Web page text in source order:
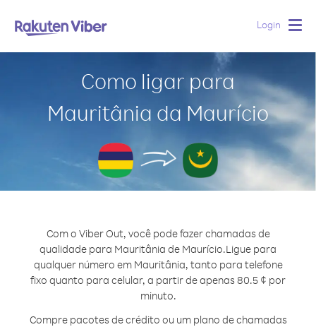
Login
Como ligar para
Mauritânia da Maurício
Com o Viber Out, você pode fazer chamadas de
qualidade para Mauritânia de Maurício.Ligue para
qualquer número em Mauritânia, tanto para telefone
fixo quanto para celular, a partir de apenas 80.5 ¢ por
minuto.
Compre pacotes de crédito ou um plano de chamadas